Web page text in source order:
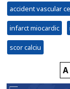
accident vascular
infarct miocardic
scor calciu